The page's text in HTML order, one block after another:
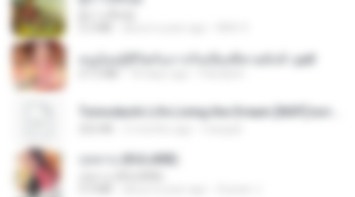
หนูน้อยสู้ชีวิตกับภารกิจเลี้ยงพี่ชายทั้งห้า.pdf
กุหลาบ (KULARB)